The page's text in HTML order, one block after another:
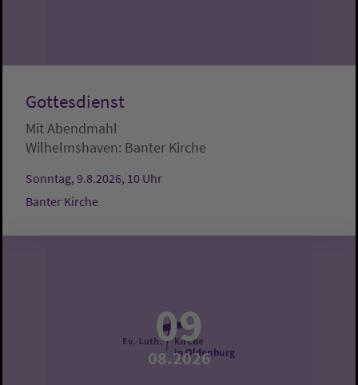
Gottesdienst
Mit Abendmahl
Wilhelmshaven: Banter Kirche
Sonntag, 9.8.2026, 10 Uhr
Banter Kirche
09
08.2026